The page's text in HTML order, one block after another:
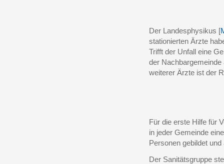
Der Landesphysikus [
stationierten Ärzte
Trifft der Unfall eine
der
weiterer Ärzte ist der
Für die erste Hilfe für
in jeder Gemeinde
Personen gebildet und
Der Sanitätsgruppe